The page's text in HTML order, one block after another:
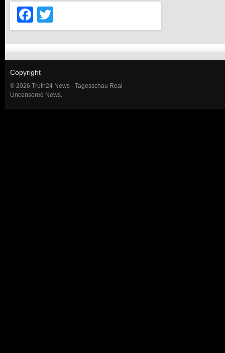
Facebook
Copyright
© 2026 Truth24 News - Tagesschau Real
Uncensored News.